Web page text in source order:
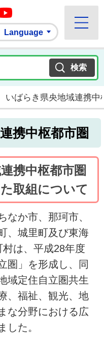
城里町ホームページ
Facebook
Language
いばらき県央地域連携中
携中枢都市圏
携中枢都市圏
取組について
か市、那珂市、
、城里町及び東海
は、平成28年度
圏」を形成し、同
域定住自立圏共生
、福祉、観光、地
な分野における広
した。